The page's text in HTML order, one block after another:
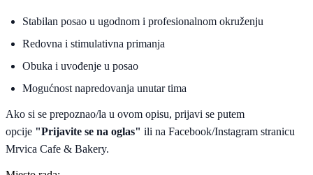
Stabilan posao u ugodnom i profesionalnom okruženju
Redovna i stimulativna primanja
Obuka i uvođenje u posao
Mogućnost napredovanja unutar tima
Ako si se prepoznao/la u ovom opisu, prijavi se putem
opcije "Prijavite se na oglas" ili na Facebook/Instagram stranicu
Mrvica Cafe & Bakery.